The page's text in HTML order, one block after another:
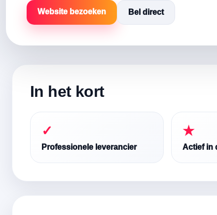
Website bezoeken Bel direct
In het kort
✓
Professionele leverancier
★
Actief in